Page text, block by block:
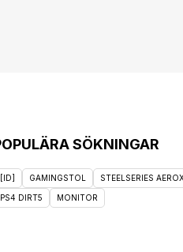
SÖKNINGAR
[ID] GAMINGSTOL STEELSERIES
PS4 DIRT5 MONITOR